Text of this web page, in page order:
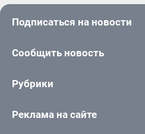
Подписаться на новости
Сообщить новость
Рубрики
Реклама на сайте